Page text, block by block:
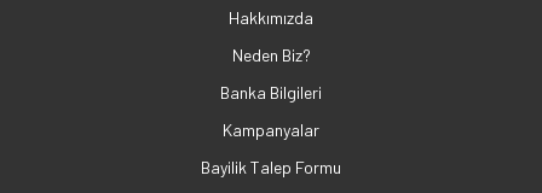
Hakkımızda
Neden Biz?
Banka Bilgileri
Kampanyalar
Bayilik Talep Formu